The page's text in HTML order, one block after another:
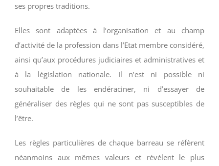
ses propres traditions.
Elles sont adaptées à l’organisation et au champ
d’activité de la profession dans l’Etat membre considéré,
ainsi qu’aux procédures judiciaires et administratives et
à la législation nationale. Il n’est ni possible ni
souhaitable de les endéraciner, ni d’essayer de
généraliser des règles qui ne sont pas susceptibles de
l’être.
Les règles particulières de chaque barreau se réfèrent
néanmoins aux mêmes valeurs et révèlent le plus